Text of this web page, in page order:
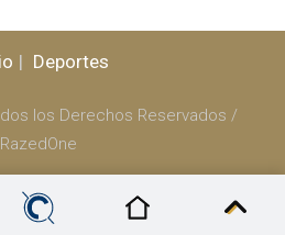
Deportes
los Derechos Reservados /
RazedOne